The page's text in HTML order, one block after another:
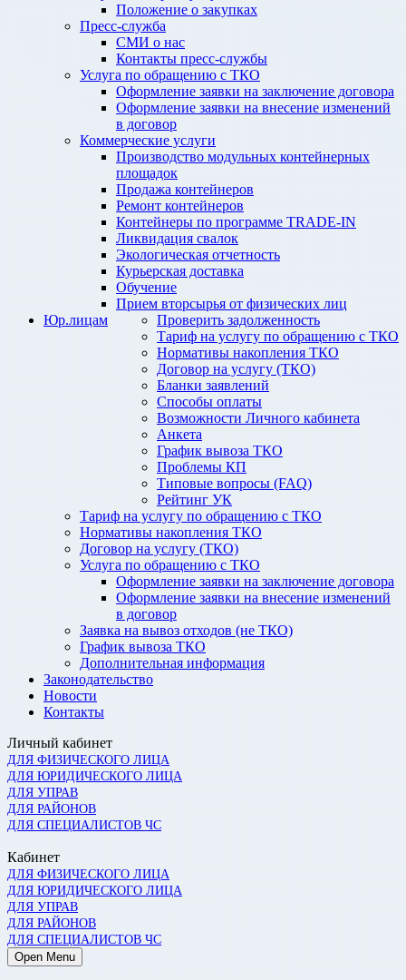
Положение о закупках
Пресс-служба
СМИ о нас
Контакты пресс-службы
Услуга по обращению с ТКО
Оформление заявки на заключение договора
Оформление заявки на внесение изменений
в договор
Коммерческие услуги
Производство модульных контейнерных
площадок
Продажа контейнеров
Ремонт контейнеров
Контейнеры по программе TRADE-IN
Ликвидация свалок
Экологическая отчетность
Курьерская доставка
Обучение
Прием вторсырья от физических лиц
Проверить задолженность
Тариф на услугу по обращению с ТКО
Нормативы накопления ТКО
Договор на услугу (ТКО)
Бланки заявлений
Способы оплаты
Возможности Личного кабинета
Анкета
График вывоза ТКО
Проблемы КП
Типовые вопросы (FAQ)
Рейтинг УК
Юр.лицам
Тариф на услугу по обращению с ТКО
Нормативы накопления ТКО
Договор на услугу (ТКО)
Услуга по обращению с ТКО
Оформление заявки на заключение договора
Оформление заявки на внесение изменений
в договор
Заявка на вывоз отходов (не ТКО)
График вывоза ТКО
Дополнительная информация
Законодательство
Новости
Контакты
Личный кабинет
ДЛЯ ФИЗИЧЕСКОГО ЛИЦА
ДЛЯ ЮРИДИЧЕСКОГО ЛИЦА
ДЛЯ УПРАВ
ДЛЯ РАЙОНОВ
ДЛЯ СПЕЦИАЛИСТОВ ЧС
Кабинет
ДЛЯ ФИЗИЧЕСКОГО ЛИЦА
ДЛЯ ЮРИДИЧЕСКОГО ЛИЦА
ДЛЯ УПРАВ
ДЛЯ РАЙОНОВ
ДЛЯ СПЕЦИАЛИСТОВ ЧС
Open Menu